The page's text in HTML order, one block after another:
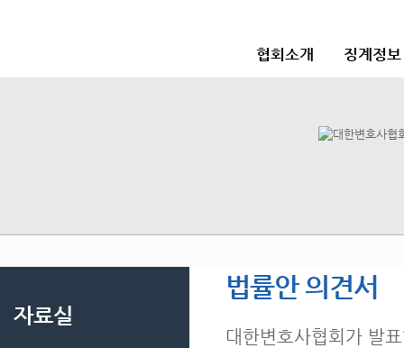
협회소개 징계정
자료실
법률안 의견서
대한변호사협회가 발